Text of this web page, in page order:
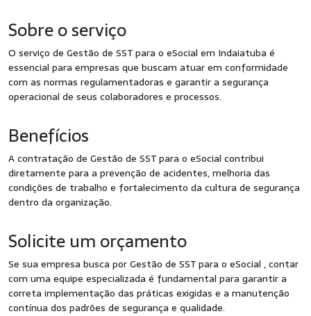
Sobre o serviço
O serviço de Gestão de SST para o eSocial em Indaiatuba é
essencial para empresas que buscam atuar em conformidade
com as normas regulamentadoras e garantir a segurança
operacional de seus colaboradores e processos.
Benefícios
A contratação de Gestão de SST para o eSocial contribui
diretamente para a prevenção de acidentes, melhoria das
condições de trabalho e fortalecimento da cultura de segurança
dentro da organização.
Solicite um orçamento
Se sua empresa busca por Gestão de SST para o eSocial , contar
com uma equipe especializada é fundamental para garantir a
correta implementação das práticas exigidas e a manutenção
contínua dos padrões de segurança e qualidade.